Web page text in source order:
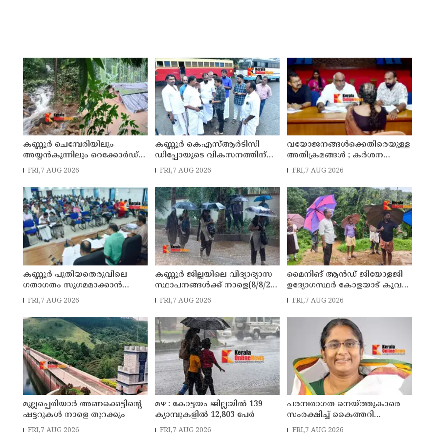
കണ്ണൂർ ചെമ്പേരിയിലും
അയ്യൻകുന്നിലും റെക്കോർഡ്
മഴ ; ഉദയഗിരിയിൽ നേരിയ
ക്യാമ്പിലേക്ക് മാറ്റി
FRI,7 AUG 2026
കണ്ണൂർ കെഎസ്ആർടിസി
ഡിപ്പോയുടെ വികസനത്തിന്
മാസ്റ്റർ പ്ലാൻ തയ്യാറാക്കി
എം എൽ എ
FRI,7 AUG 2026
വയോജനങ്ങൾക്കെതിരെയുള്ള
അതിക്രമങ്ങൾ ; കർശന
നടപടി സ്വീകരിക്കുമെന്ന്
FRI,7 AUG 2026
കണ്ണൂർ പുതിയതെരുവിലെ
ഗതാഗതം സുഗമമാക്കാന്‍
നടപടികള്‍ സ്വീകരിക്കും
FRI,7 AUG 2026
കണ്ണൂർ ജില്ലയിലെ വിദ്യാഭ്യാസ
സ്ഥാപനങ്ങള്‍ക്ക് നാളെ(8/8/26)
അവധി പ്രഖ്യാപിച്ചു
FRI,7 AUG 2026
മൈനിങ് ആൻഡ്​ ജിയോളജി
ഉദ്യോഗസ്ഥർ കോളയാട് കൂവ
ഉന്നതി സന്ദർശിച്ചു
FRI,7 AUG 2026
മുല്ലപ്പെരിയാർ അണക്കെട്ടിന്റെ
ഷട്ടറുകൾ നാളെ തുറക്കും
FRI,7 AUG 2026
മഴ : കോട്ടയം ജില്ലയിൽ 139
ക്യാമ്പുകളിൽ 12,803 പേര്‍
FRI,7 AUG 2026
പരമ്പരാഗത നെയ്ത്തുകാരെ
സംരക്ഷിച്ച് കൈത്തറി
മേഖലയുടെ
FRI,7 AUG 2026